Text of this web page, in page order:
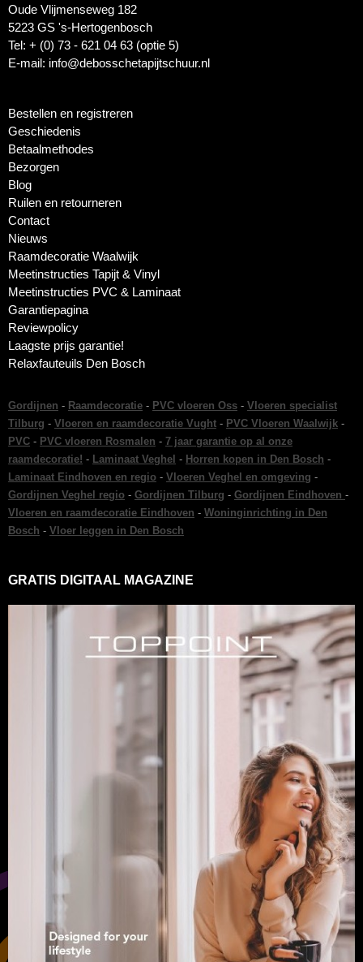
Oude Vlijmenseweg 182
5223 GS 's-Hertogenbosch
Tel: + (0) 73 - 621 04 63 (optie 5)
E-mail: info@debosschetapijtschuur.nl
Bestellen en registreren
Geschiedenis
Betaalmethodes
Bezorgen
Blog
Ruilen en retourneren
Contact
Nieuws
Raamdecoratie Waalwijk
Meetinstructies Tapijt & Vinyl
Meetinstructies PVC & Laminaat
Garantiepagina
Reviewpolicy
Laagste prijs garantie!
Relaxfauteuils Den Bosch
Gordijnen - Raamdecoratie - PVC vloeren Oss - Vloeren specialist
Tilburg - Vloeren en raamdecoratie Vught - PVC Vloeren Waalwijk -
PVC - PVC vloeren Rosmalen - 7 jaar garantie op al onze
raamdecoratie! - Laminaat Veghel - Horren kopen in Den Bosch -
Laminaat Eindhoven en regio - Vloeren Veghel en omgeving -
Gordijnen Veghel regio - Gordijnen Tilburg - Gordijnen Eindhoven -
Vloeren en raamdecoratie Eindhoven - Woninginrichting in Den
Bosch - Vloer leggen in Den Bosch
GRATIS DIGITAAL MAGAZINE